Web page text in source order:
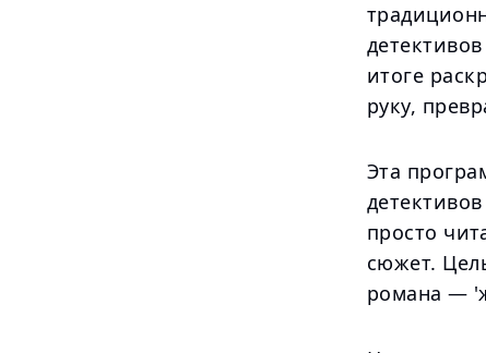
итоге
руку,
Эта
просто
сюжет.
романа —